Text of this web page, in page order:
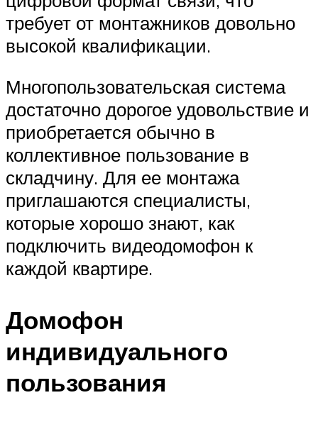
требует от монтажников довольно
высокой квалификации.
Многопользовательская система
достаточно дорогое удовольствие и
приобретается обычно в
коллективное пользование в
складчину. Для ее монтажа
приглашаются специалисты,
которые хорошо знают, как
подключить видеодомофон к
каждой квартире.
Домофон
индивидуального
пользования